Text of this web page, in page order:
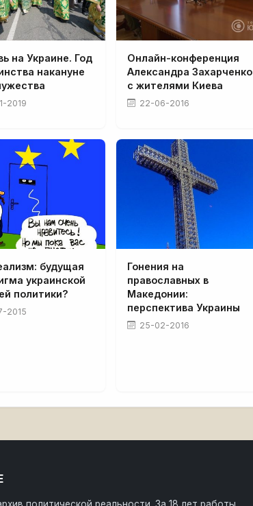
на Украине. Год
накануне
2019
Онлайн-конференция
Александра Захарченко
с жителями Киева
22-06-2016
будущая
украинской
политики?
2015
Гонения на
православных в
Македонии:
перспектива Украины
25-02-2016
политической реальности. За 18 лет работы